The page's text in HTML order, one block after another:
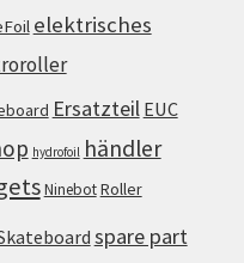
elektrisches
Ersatzteil EUC
hydrofoil händler
NinebotRoller
spare part